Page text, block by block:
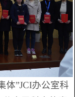
体”JCI办公室科